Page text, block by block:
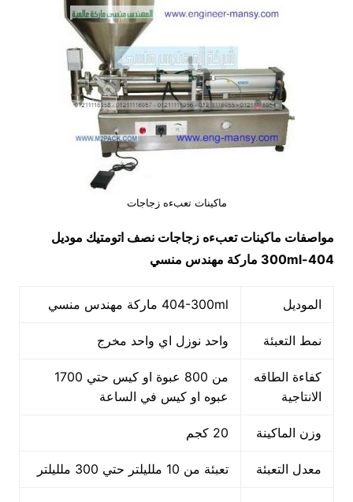
ماكينات تعبءه زجاجات
مواصفات ماكينات تعبءه زجاجات نصف اتومتيك موديل
404-300ml
ماركة مهندس منسي
الموديل 404-300ml ماركة مهندس منسي
نمط التعبئة واحد نوزل اي واحد مخرج
كفاءة الطاقه
الانتاجية
من 800 عبوة او كيس حتي 1700
عبوه او كيس في الساعة
وزن الماكينة 20 كجم
معدل التعبئة تعبئة من 10 ملليلتر حتي 300 ملليلتر